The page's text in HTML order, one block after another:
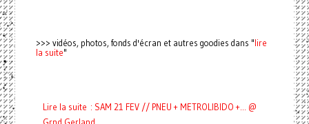
>>> vidéos, photos, fonds d'écran et autres goodies dans "lire
la suite"
Lire la suite : SAM 21 FEV // PNEU + METROLIBIDO +... @